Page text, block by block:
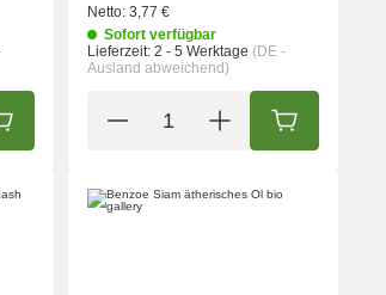
DEN WARENKORB
Netto: 3,77 €
Sofort verfügbar
Lieferzeit: 2 - 5 Werktage (DE -
Ausland abweichend)
IN DEN